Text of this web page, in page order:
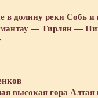
долину реки Собь и
— Тирлян —
высокая гора